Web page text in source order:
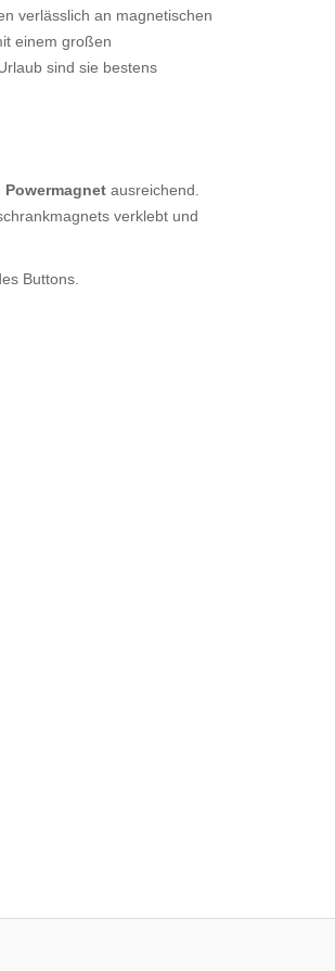
verlässlich an magnetischen
einem großen
sind sie bestens
Powermagnet ausreichend.
verklebt und
Buttons.